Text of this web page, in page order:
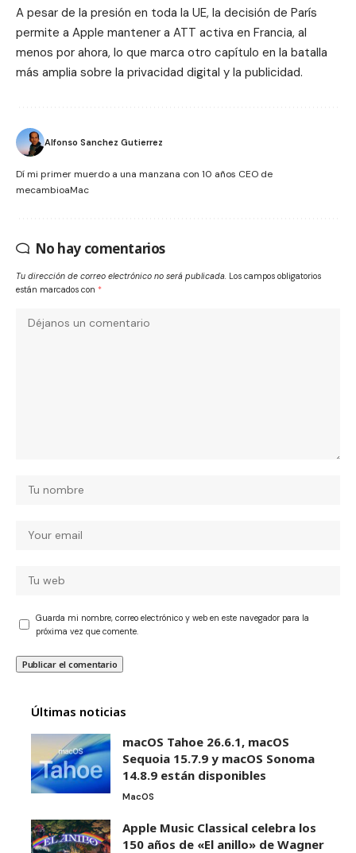
A pesar de la presión en toda la UE, la decisión de París
permite a Apple mantener a ATT activa en Francia, al
menos por ahora, lo que marca otro capítulo en la batalla
más amplia sobre la privacidad digital y la publicidad.
Alfonso Sanchez Gutierrez
Dí mi primer muerdo a una manzana con 10 años CEO de
mecambioaMac
No hay comentarios
Tu dirección de correo electrónico no será publicada. Los campos obligatorios
están marcados con *
Guarda mi nombre, correo electrónico y web en este navegador para la
próxima vez que comente.
Últimas noticias
macOS Tahoe 26.6.1, macOS
Sequoia 15.7.9 y macOS Sonoma
14.8.9 están disponibles
MacOS
Apple Music Classical celebra los
150 años de «El anillo» de Wagner